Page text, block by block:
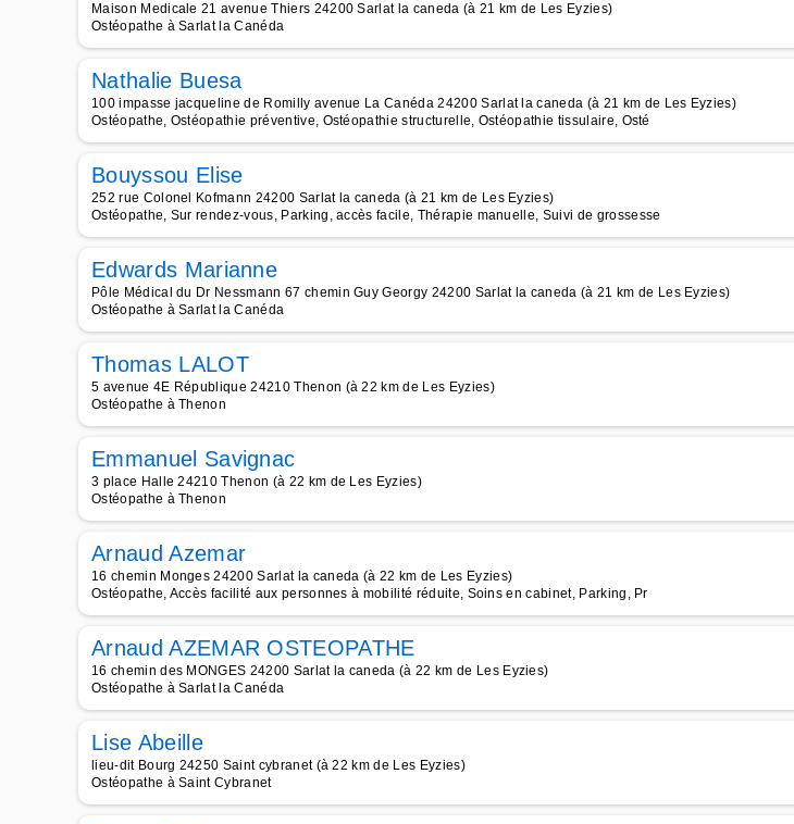
Maison Medicale 21 avenue Thiers 24200 Sarlat la caneda (à 21 km de Les Eyzies)
Ostéopathe à Sarlat la Canéda
Nathalie Buesa
100 impasse jacqueline de Romilly avenue La Canéda 24200 Sarlat la caneda (à 21 km de Les Eyzies)
Ostéopathe, Ostéopathie préventive, Ostéopathie structurelle, Ostéopathie tissulaire, Osté
Bouyssou Elise
252 rue Colonel Kofmann 24200 Sarlat la caneda (à 21 km de Les Eyzies)
Ostéopathe, Sur rendez-vous, Parking, accès facile, Thérapie manuelle, Suivi de grossesse
Edwards Marianne
Pôle Médical du Dr Nessmann 67 chemin Guy Georgy 24200 Sarlat la caneda (à 21 km de Les Eyzies)
Ostéopathe à Sarlat la Canéda
Thomas LALOT
5 avenue 4E République 24210 Thenon (à 22 km de Les Eyzies)
Ostéopathe à Thenon
Emmanuel Savignac
3 place Halle 24210 Thenon (à 22 km de Les Eyzies)
Ostéopathe à Thenon
Arnaud Azemar
16 chemin Monges 24200 Sarlat la caneda (à 22 km de Les Eyzies)
Ostéopathe, Accès facilité aux personnes à mobilité réduite, Soins en cabinet, Parking, Pr
Arnaud AZEMAR OSTEOPATHE
16 chemin des MONGES 24200 Sarlat la caneda (à 22 km de Les Eyzies)
Ostéopathe à Sarlat la Canéda
Lise Abeille
lieu-dit Bourg 24250 Saint cybranet (à 22 km de Les Eyzies)
Ostéopathe à Saint Cybranet